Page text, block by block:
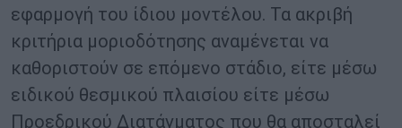
εφαρμογή του ίδιου μοντέλου. Τα ακριβή
κριτήρια μοριοδότησης αναμένεται να
καθοριστούν σε επόμενο στάδιο, είτε μέσω
ειδικού θεσμικού πλαισίου είτε μέσω
Προεδρικού Διατάγματος που θα αποσταλεί